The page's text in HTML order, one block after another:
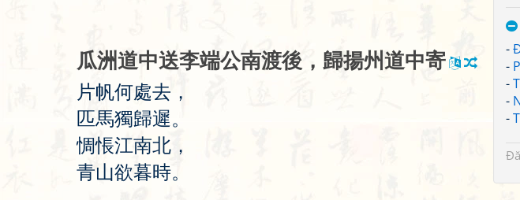
-
-
-
-
-
瓜洲道中送李端公南渡後 ， 歸揚州道中寄
片帆何處去 ，
匹馬獨歸遲。
惆悵江南北 ，
青山欲暮時。